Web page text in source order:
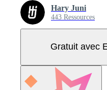
Hary Juni
443 Ressources
Gratuit avec